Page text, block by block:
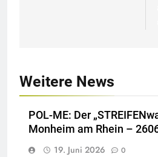
Weitere News
POL-ME: Der
Monheim am Rhein –
19. Juni 2026
0